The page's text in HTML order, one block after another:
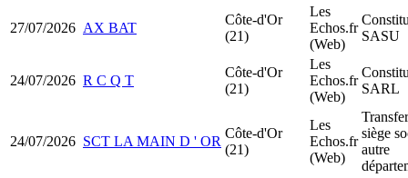
27/07/2026 AX BAT
Côte-d'Or
(21)
Les
Echos.fr
(Web)
SASU
24/07/2026 R C Q T
Côte-d'Or
(21)
Les
Echos.fr
(Web)
SARL
24/07/2026 SCT LA MAIN D ' OR
Côte-d'Or
(21)
Les
Echos.fr
(Web)
siège
autre